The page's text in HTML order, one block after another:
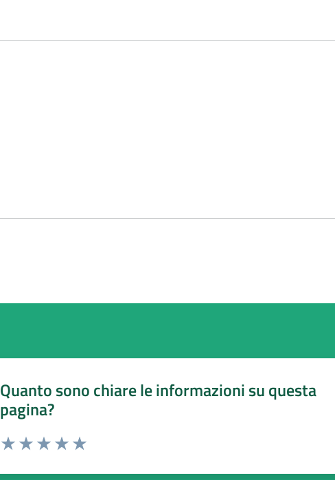
Quanto sono chiare le informazioni su questa
pagina?